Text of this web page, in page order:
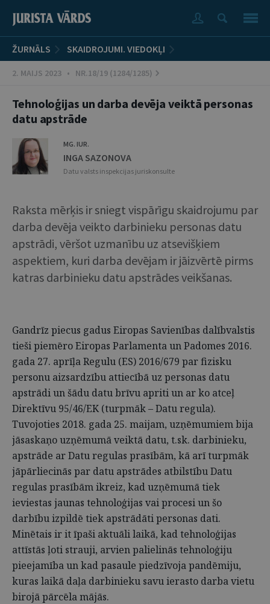
ŽURNĀLS SKAIDROJUMI. VIEDOKĻI
2. MAIJS 2023 • NR.18/19 (1284/1285)
Tehnoloģijas un darba devēja veiktā personas
datu apstrāde
MG. IUR.
INGA SAZONOVA
Datu valsts inspekcijas juriskonsulte
Raksta mērķis ir sniegt vispārīgu skaidrojumu par
darba devēja veikto darbinieku personas datu
apstrādi, vēršot uzmanību uz atsevišķiem
aspektiem, kuri darba devējam ir jāizvērtē pirms
katras darbinieku datu apstrādes veikšanas.
Gandrīz piecus gadus Eiropas Savienības dalībvalstis
tieši piemēro Eiropas Parlamenta un Padomes 2016.
gada 27. aprīļa Regulu (ES) 2016/679 par fizisku
personu aizsardzību attiecībā uz personas datu
apstrādi un šādu datu brīvu apriti un ar ko atceļ
Direktīvu 95/46/EK (turpmāk – Datu regula).
Tuvojoties 2018. gada 25. maijam, uzņēmumiem bija
jāsaskaņo uzņēmumā veiktā datu, t.sk. darbinieku,
apstrāde ar Datu regulas prasībām, kā arī turpmāk
jāpārliecinās par datu apstrādes atbilstību Datu
regulas prasībām ikreiz, kad uzņēmumā tiek
ieviestas jaunas tehnoloģijas vai procesi un šo
darbību izpildē tiek apstrādāti personas dati.
Minētais ir it īpaši aktuāli laikā, kad tehnoloģijas
attīstās ļoti strauji, arvien palielinās tehnoloģiju
pieejamība un kad pasaule piedzīvoja pandēmiju,
kuras laikā daļa darbinieku savu ierasto darba vietu
birojā pārcēla mājās.